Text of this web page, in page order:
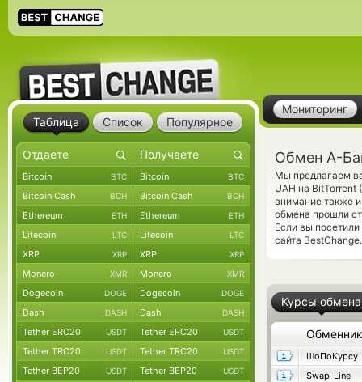
Мониторинг
Обмен А-
Мы предлагаем
UAH на
внимание также
обмена прошли
Если вы
сайта
Курсы обмена
Обменник
ШоПоКурсу
Swap-Line
Таблица Список Популярное
Bitcoin BTC Bitcoin BTC
Bitcoin Cash BCH Bitcoin Cash BCH
Ethereum ETH Ethereum ETH
Litecoin LTC Litecoin LTC
XRP XRP XRP XRP
Monero XMR Monero XMR
Dogecoin DOGE Dogecoin DOGE
Dash DASH Dash DASH
Tether ERC20 USDT Tether ERC20 USDT
Tether TRC20 USDT Tether TRC20 USDT
Tether BEP20 USDT Tether BEP20 USDT